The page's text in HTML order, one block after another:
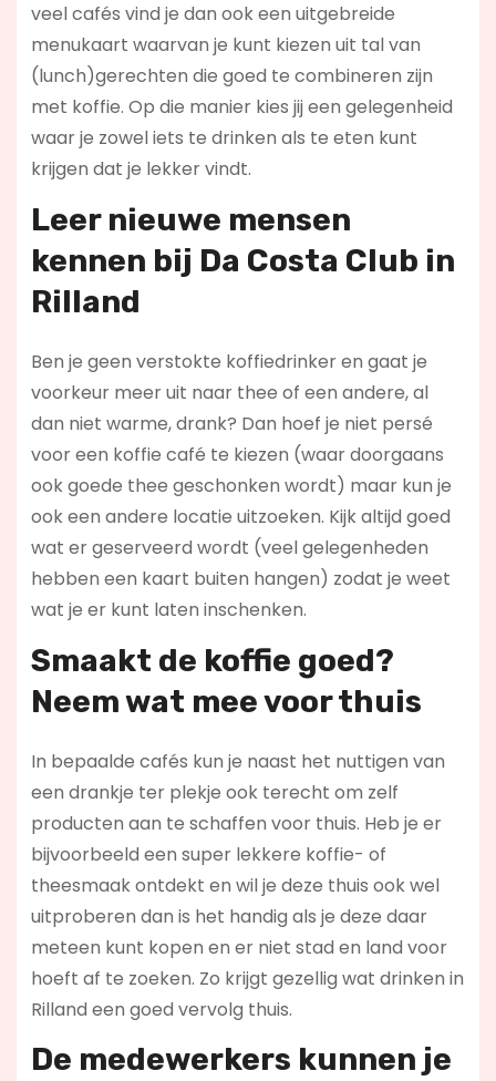
veel cafés vind je dan ook een uitgebreide
menukaart waarvan je kunt kiezen uit tal van
(lunch)gerechten die goed te combineren zijn
met koffie. Op die manier kies jij een gelegenheid
waar je zowel iets te drinken als te eten kunt
krijgen dat je lekker vindt.
Leer nieuwe mensen
kennen bij Da Costa Club in
Rilland
Ben je geen verstokte koffiedrinker en gaat je
voorkeur meer uit naar thee of een andere, al
dan niet warme, drank? Dan hoef je niet persé
voor een koffie café te kiezen (waar doorgaans
ook goede thee geschonken wordt) maar kun je
ook een andere locatie uitzoeken. Kijk altijd goed
wat er geserveerd wordt (veel gelegenheden
hebben een kaart buiten hangen) zodat je weet
wat je er kunt laten inschenken.
Smaakt de koffie goed?
Neem wat mee voor thuis
In bepaalde cafés kun je naast het nuttigen van
een drankje ter plekje ook terecht om zelf
producten aan te schaffen voor thuis. Heb je er
bijvoorbeeld een super lekkere koffie- of
theesmaak ontdekt en wil je deze thuis ook wel
uitproberen dan is het handig als je deze daar
meteen kunt kopen en er niet stad en land voor
hoeft af te zoeken. Zo krijgt gezellig wat drinken in
Rilland een goed vervolg thuis.
De medewerkers kunnen je